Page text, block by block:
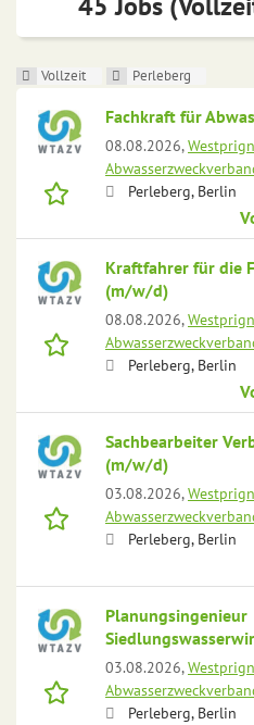
Vollzeit Perleberg
Fachkraft für
08.08.2026,
Perleberg, Berlin
Kraftfahrer für die
(m/w/d)
08.08.2026,
Perleberg, Berlin
Sachbearbeiter
(m/w/d)
03.08.2026,
Perleberg, Berlin
Planungsingenieur
03.08.2026,
Perleberg, Berlin